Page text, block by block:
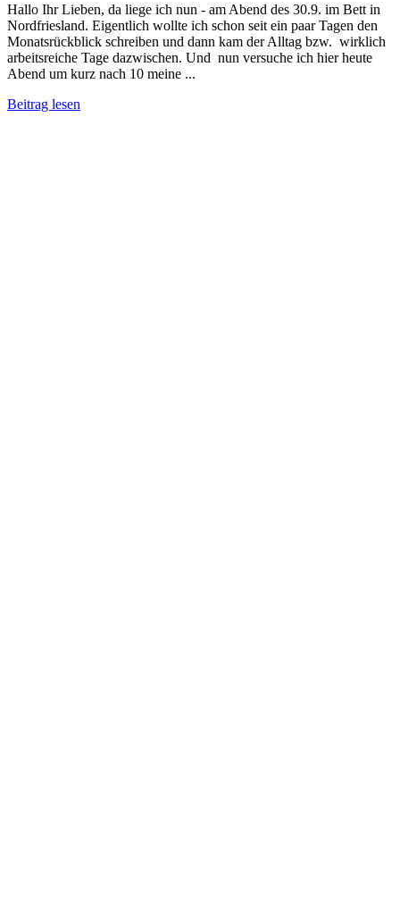
Hallo Ihr Lieben, da liege ich nun - am Abend des 30.9. im Bett in
Nordfriesland. Eigentlich wollte ich schon seit ein paar Tagen den
Monatsrückblick schreiben und dann kam der Alltag bzw. wirklich
arbeitsreiche Tage dazwischen. Und nun versuche ich hier heute
Abend um kurz nach 10 meine ...
Beitrag lesen